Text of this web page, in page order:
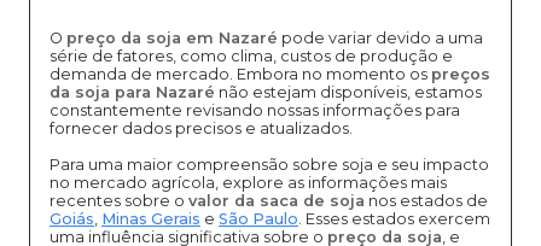
O preço da soja em Nazaré pode variar devido a uma
série de fatores, como clima, custos de produção e
demanda de mercado. Embora no momento os preços
da soja para Nazaré não estejam disponíveis, estamos
constantemente revisando nossas informações para
fornecer dados precisos e atualizados.
Para uma maior compreensão sobre soja e seu impacto
no mercado agrícola, explore as informações mais
recentes sobre o valor da saca de soja nos estados de
Goiás, Minas Gerais e São Paulo. Esses estados exercem
uma influência significativa sobre o preço da soja, e